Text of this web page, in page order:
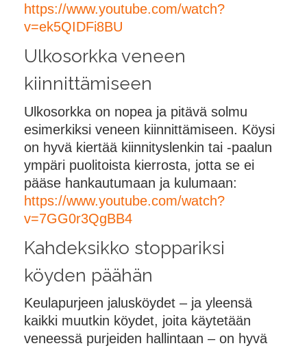
https://www.youtube.com/watch?
v=ek5QIDFi8BU
Ulkosorkka veneen
kiinnittämiseen
Ulkosorkka on nopea ja pitävä solmu
esimerkiksi veneen kiinnittämiseen. Köysi
on hyvä kiertää kiinnityslenkin tai -paalun
ympäri puolitoista kierrosta, jotta se ei
pääse hankautumaan ja kulumaan:
https://www.youtube.com/watch?
v=7GG0r3QgBB4
Kahdeksikko stoppariksi
köyden päähän
Keulapurjeen jalusköydet – ja yleensä
kaikki muutkin köydet, joita käytetään
veneessä purjeiden hallintaan – on hyvä